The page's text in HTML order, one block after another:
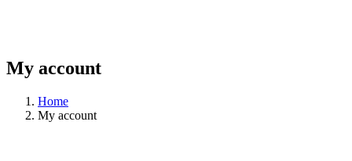
My account
Home
My account